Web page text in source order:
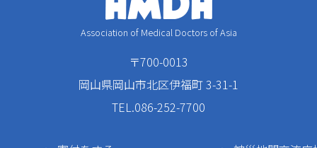
Association of Medical Doctors of Asia
〒700-0013
岡山県岡山市北区伊福町 3-31-1
TEL.086-252-7700